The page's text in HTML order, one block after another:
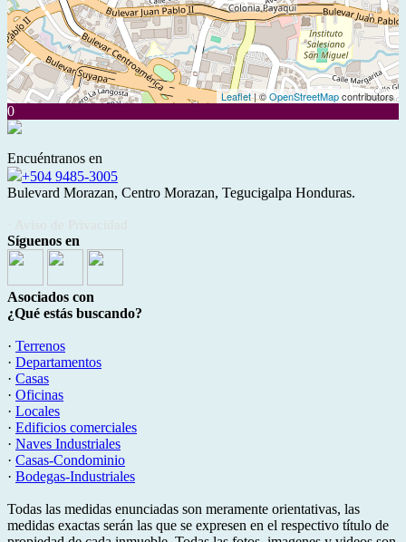
Leaflet| ©OpenStreetMapcontributors
0
Encuéntranos en
+504 9485-3005
Bulevard Morazan, Centro Morazan, Tegucigalpa Honduras.
Síguenos en
Asociados con
¿Qué estás buscando?
· Terrenos
· Departamentos
· Casas
· Oficinas
· Locales
· Edificios comerciales
· Naves Industriales
· Casas-Condominio
· Bodegas-Industriales
Todas las medidas enunciadas son meramente orientativas, las
medidas exactas serán las que se expresen en el respectivo título de